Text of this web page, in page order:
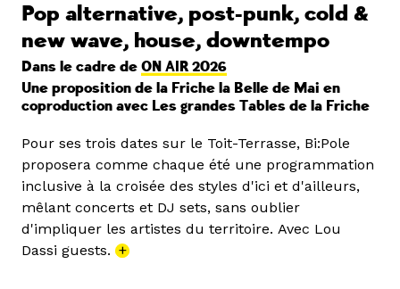
Pop alternative, post-punk, cold &
new wave, house, downtempo
Dans le cadre de ON AIR 2026
Une proposition de la Friche la Belle de Mai en
coproduction avec Les grandes Tables de la Friche
Pour ses trois dates sur le Toit-Terrasse, Bi:Pole
proposera comme chaque été une programmation
inclusive à la croisée des styles d'ici et d'ailleurs,
mêlant concerts et DJ sets, sans oublier
d'impliquer les artistes du territoire. Avec Lou
Dassi guests. +